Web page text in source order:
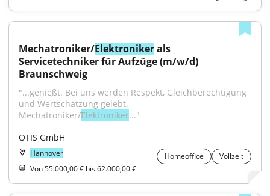
Mechatroniker/Elektroniker als
Servicetechniker für Aufzüge (m/w/d)
Braunschweig
"...genießt. Bei uns werden Respekt, Gleichberechtigung
und Wertschätzung gelebt.
Mechatroniker/Elektroniker..."
OTIS GmbH
Hannover Homeoffice
Vollzeit
Von 55.000,00 € bis 62.000,00 €